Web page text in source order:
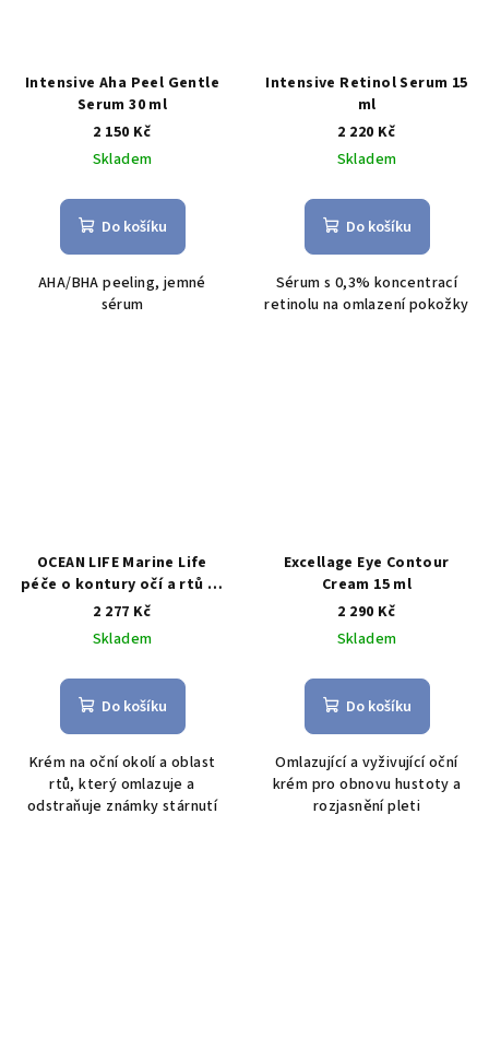
Intensive Aha Peel Gentle
Serum 30 ml
2 150 Kč
Skladem
Do košíku
AHA/BHA peeling, jemné
sérum
Intensive Retinol Serum 15
ml
2 220 Kč
Skladem
Do košíku
Sérum s 0,3% koncentrací
retinolu na omlazení pokožky
OCEAN LIFE Marine Life
péče o kontury očí a rtů 15
ml
2 277 Kč
Skladem
Do košíku
Krém na oční okolí a oblast
rtů, který omlazuje a
odstraňuje známky stárnutí
Excellage Eye Contour
Cream 15 ml
2 290 Kč
Skladem
Do košíku
Omlazující a vyživující oční
krém pro obnovu hustoty a
rozjasnění pleti